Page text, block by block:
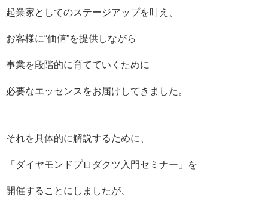
起業家としてのステージアップを叶え、
お客様に“価値”を提供しながら
事業を段階的に育てていくために
必要なエッセンスをお届けしてきました。
それを具体的に解説するために、
「ダイヤモンドプロダクツ入門セミナー」を
開催することにしましたが、